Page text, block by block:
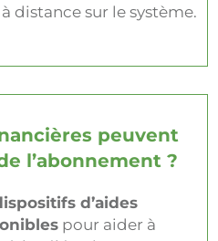
distance sur le système.
peuvent
l’abonnement ?
d’aides
pour aider à